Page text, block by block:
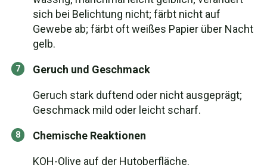
sich bei Belichtung nicht; färbt nicht auf
Gewebe ab; färbt oft weißes Papier über Nacht
gelb.
Geruch und Geschmack
Geruch stark duftend oder nicht ausgeprägt;
Geschmack mild oder leicht scharf.
Chemische Reaktionen
KOH-Olive auf der Hutoberfläche.